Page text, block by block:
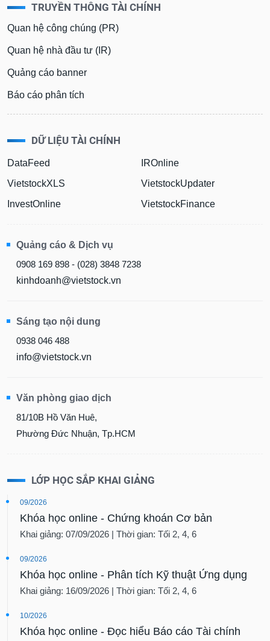
TRUYỀN THÔNG TÀI CHÍNH
Quan hệ công chúng (PR)
Quan hệ nhà đầu tư (IR)
Quảng cáo banner
Báo cáo phân tích
DỮ LIỆU TÀI CHÍNH
DataFeed
VietstockXLS
InvestOnline
IROnline
VietstockUpdater
VietstockFinance
Quảng cáo & Dịch vụ
0908 169 898 - (028) 3848 7238
kinhdoanh@vietstock.vn
Sáng tạo nội dung
0938 046 488
info@vietstock.vn
Văn phòng giao dịch
81/10B Hồ Văn Huê,
Phường Đức Nhuận, Tp.HCM
LỚP HỌC SẮP KHAI GIẢNG
09/2026
Khóa học online - Chứng khoán Cơ bản
Khai giảng: 07/09/2026 | Thời gian: Tối 2, 4, 6
09/2026
Khóa học online - Phân tích Kỹ thuật Ứng dụng
Khai giảng: 16/09/2026 | Thời gian: Tối 2, 4, 6
10/2026
Khóa học online - Đọc hiểu Báo cáo Tài chính